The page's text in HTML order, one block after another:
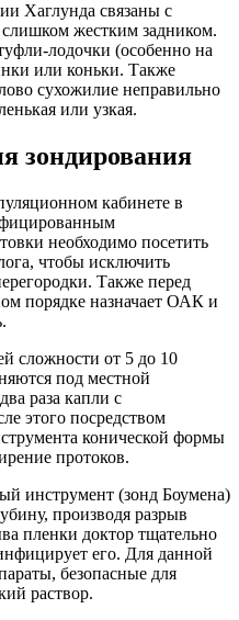
Хаглунда связаны с
жестким задником.
лодочки (особенно на
или коньки. Также
сухожилие неправильно
или узкая.
зондирования
кабинете в
необходимо посетить
чтобы исключить
Также перед
порядке назначает ОАК и
сложности от 5 до 10
под местной
раза капли с
этого посредством
конической формы
протоков.
инструмент (зонд Боумена)
производя разрыв
пленки доктор тщательно
его. Для данной
безопасные для
раствор.